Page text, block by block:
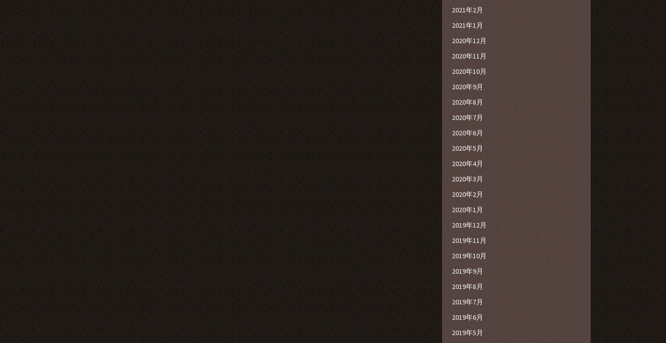
2021年2月
2021年1月
2020年12月
2020年11月
2020年10月
2020年9月
2020年8月
2020年7月
2020年6月
2020年5月
2020年4月
2020年3月
2020年2月
2020年1月
2019年12月
2019年11月
2019年10月
2019年9月
2019年8月
2019年7月
2019年6月
2019年5月